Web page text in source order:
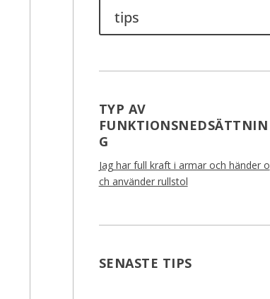
tips
TYP AV
FUNKTIONSNEDSÄTTNIN
G
Jag har full kraft i armar och händer o
ch använder rullstol
SENASTE TIPS